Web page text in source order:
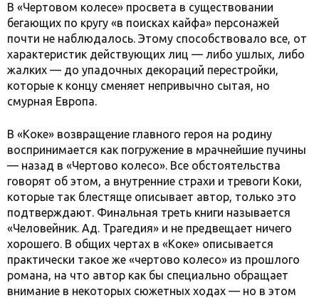
В «Чертовом колесе» просвета в существовании
бегающих по кругу «в поисках кайфа» персонажей
почти не наблюдалось. Этому способствовало все, от
характеристик действующих лиц — либо ушлых, либо
жалких — до упадочных декораций перестройки,
которые к концу сменяет непривычно сытая, но
смурная Европа.
В «Коке» возвращение главного героя на родину
воспринимается как погружение в мрачнейшие пучины
— назад в «Чертово колесо». Все обстоятельства
говорят об этом, а внутренние страхи и тревоги Коки,
которые так блестяще описывает автор, только это
подтверждают. Финальная треть книги называется
«Человейник. Ад. Трагедия» и не предвещает ничего
хорошего. В общих чертах в «Коке» описывается
практически такое же «чертово колесо» из прошлого
романа, на что автор как бы специально обращает
внимание в некоторых сюжетных ходах — но в этом